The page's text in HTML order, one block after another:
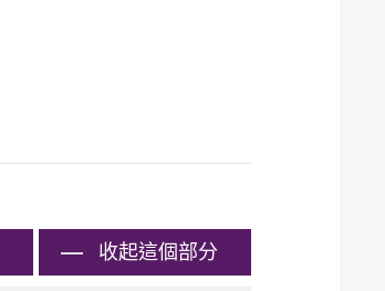
收起這個部分